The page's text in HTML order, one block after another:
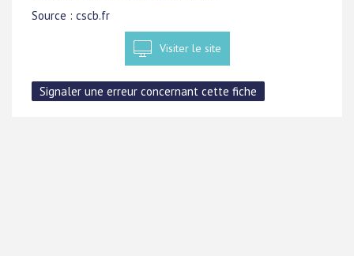
Source : cscb.fr
Visiter le site